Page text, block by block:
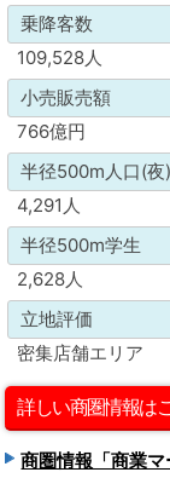
乗降客数
109,528人
小売販売額
766億円
半径500m人口(夜)
4,291人
半径500m学生
2,628人
立地評価
密集店舗エリア
詳しい商圏情報は
商圏情報「商業